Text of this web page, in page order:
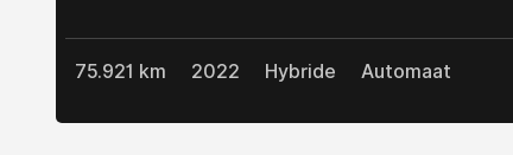
75.921 km 2022 Hybride Automaat